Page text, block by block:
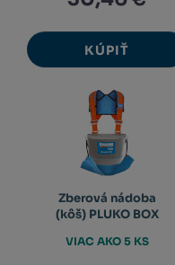
KÚPIŤ
Zberová nádoba
(kôš) PLUKO BOX
VIAC AKO 5 KS